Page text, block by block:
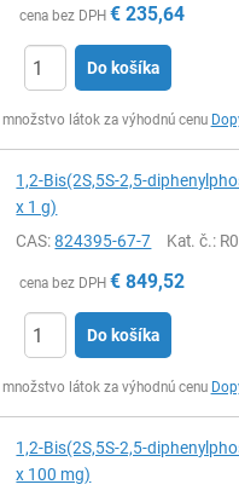
cena bez DPH € 235,64
Do košíka
množstvo látok za výhodnú cenu
1,2-Bis(2S,5S-2,5-
x 1 g)
CAS:824395-67-7 Kat. č.:
cena bez DPH € 849,52
Do košíka
množstvo látok za výhodnú cenu
1,2-Bis(2S,5S-2,5-
x 100 mg)